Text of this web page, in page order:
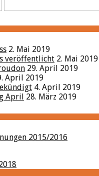
2. Mai 2019
veröffentlicht 2. Mai 2019
29. April 2019
April 2019
4. April 2019
April 28. März 2019